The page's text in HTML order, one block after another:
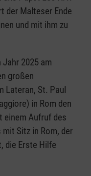
der Malteser Ende
und mit ihm zu
2025 am
großen
Lateran, St. Paul
in Rom den
einem Aufruf des
Sitz in Rom, der
die Erste Hilfe